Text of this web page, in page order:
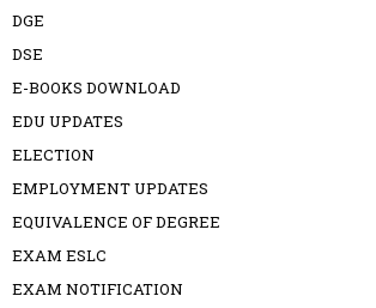
DGE
DSE
E-BOOKS DOWNLOAD
EDU UPDATES
ELECTION
EMPLOYMENT UPDATES
EQUIVALENCE OF DEGREE
EXAM ESLC
EXAM NOTIFICATION